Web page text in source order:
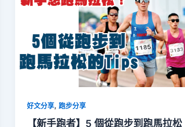
好文分享, 跑步分享
【新手跑者】5 個從跑步到跑馬拉松